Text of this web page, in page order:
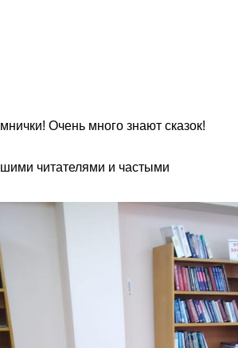
Очень много знают сказок!
читателями и частыми